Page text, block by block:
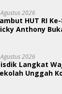
2026
HUT RI Ke-
Anthony
2026
Langkat
Unggah